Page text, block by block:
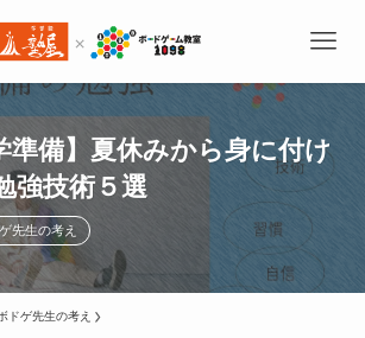
準備】夏休みから身に付け
強技術５選
先生の考え
ドゲ先生の考え